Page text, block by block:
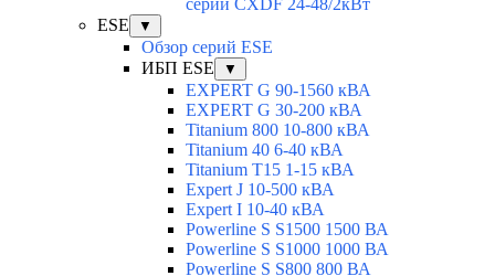
серии CXDF 24-48/2кВт
ESE
▼
Обзор серий ESE
ИБП ESE
▼
EXPERT G 90-1560 кВА
EXPERT G 30-200 кВА
Titanium 800 10-800 кВА
Titanium 40 6-40 кВА
Titanium T15 1-15 кВА
Expert J 10-500 кВА
Expert I 10-40 кВА
Powerline S S1500 1500 ВА
Powerline S S1000 1000 ВА
Powerline S S800 800 ВА